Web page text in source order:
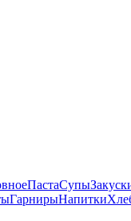
ПастаСупы
ГарнирыНапитки